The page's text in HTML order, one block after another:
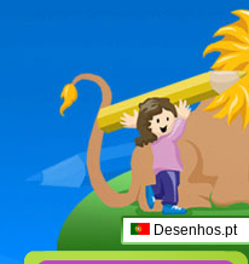
Desenhos.pt